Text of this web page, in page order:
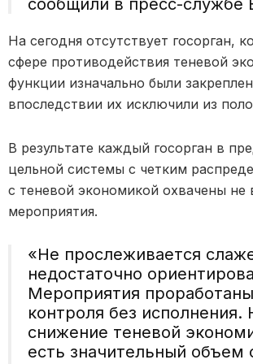
На сегодня отсутствует госорган,
сфере противодействия теневой
функции изначально были
впоследствии их исключили из
В результате каждый госорган в
цельной системы с четким
с теневой экономикой охвачены
мероприятия.
«Не прослеживается
недостаточно
Мероприятия
контроля без
снижение теневой
есть значительный